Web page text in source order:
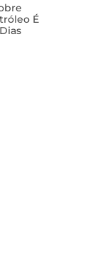
É